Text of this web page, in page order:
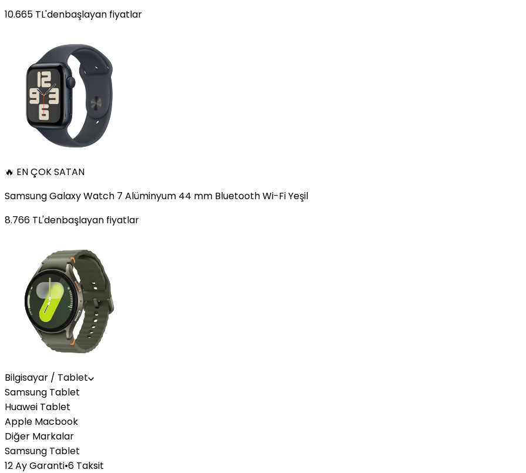
10.665 TL'denbaşlayan fiyatlar
🔥 EN ÇOK SATAN
Samsung Galaxy Watch 7 Alüminyum 44 mm Bluetooth Wi-Fi Yeşil
8.766 TL'denbaşlayan fiyatlar
Bilgisayar / Tablet
Samsung Tablet
Huawei Tablet
Apple Macbook
Diğer Markalar
Samsung Tablet
12 Ay Garanti•6 Taksit